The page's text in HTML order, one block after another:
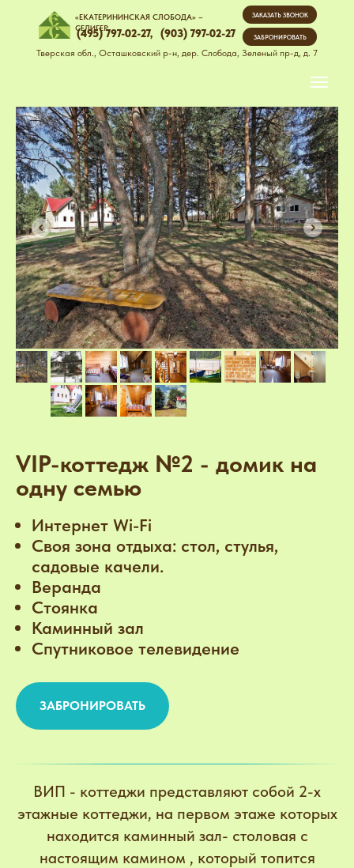
«ЕКАТЕРИНИНСКАЯ СЛОБОДА» –
СЕЛИГЕР
(495) 797-02-27,
Тверская обл., Осташковский р-н, дер. Слобода, Зеленый пр-д, д. 7
ЗАБРОНИРОВАТЬ
ЗАКАЗАТЬ ЗВОНОК
(903) 797-02-27
VIP-коттедж №2 - домик на
одну семью
Интернет Wi-Fi
Своя зона отдыха: стол, стулья,
садовые качели.
Веранда
Стоянка
Каминный зал
Спутниковое телевидение
ЗАБРОНИРОВАТЬ
ВИП - коттеджи представляют собой 2-х
этажные коттеджи, на первом этаже которых
находится каминный зал- столовая с
настоящим камином , который топится